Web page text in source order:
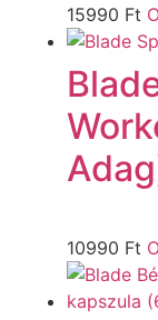
15990 Ft
10990 Ft